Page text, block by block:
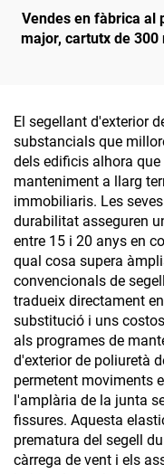
Vendes en fàbrica al
major, cartutx de 300
antimoquil per a la
construcció
El segellant d'exterior
substancials que
dels edificis alhora
manteniment a llarg
immobiliaris. Les
durabilitat asseguren
entre 15 i 20 anys en
qual cosa supera
convencionals de
tradueix directament
substitució i uns
als programes de
d'exterior de poliuretà
permetent moviments
l'amplària de la junta
fissures. Aquesta
prematura del segell
càrrega de vent i els